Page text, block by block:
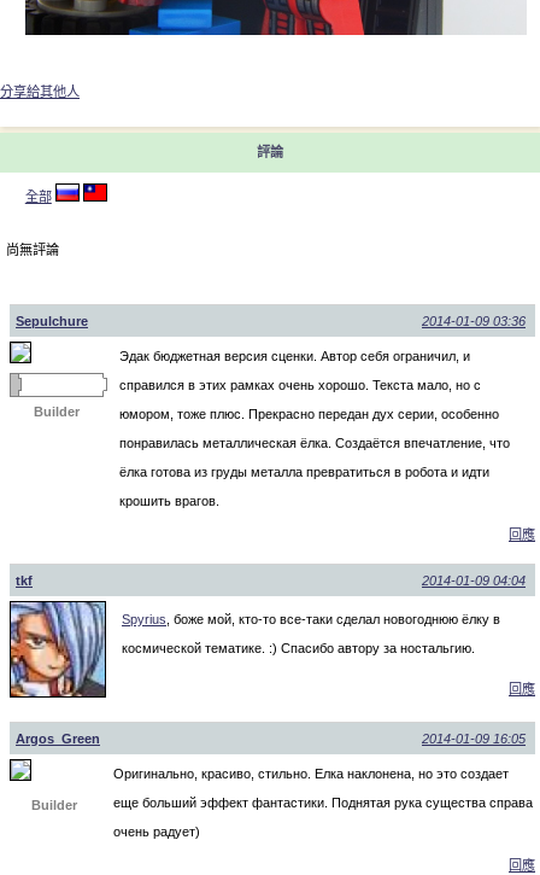
分享給其他人
評論
全部
尚無評論
Sepulchure 2014-01-09 03:36
Builder
Эдак бюджетная версия сценки. Автор себя ограничил, и
справился в этих рамках очень хорошо. Текста мало, но с
юмором, тоже плюс. Прекрасно передан дух серии, особенно
понравилась металлическая ёлка. Создаётся впечатление, что
ёлка готова из груды металла превратиться в робота и идти
крошить врагов.
回應
tkf 2014-01-09 04:04
Spyrius , боже мой, кто-то все-таки сделал новогоднюю ёлку в
космической тематике. :) Спасибо автору за ностальгию.
回應
Argos_Green 2014-01-09 16:05
Builder
Оригинально, красиво, стильно. Елка наклонена, но это создает
еще больший эффект фантастики. Поднятая рука существа справа
очень радует)
回應